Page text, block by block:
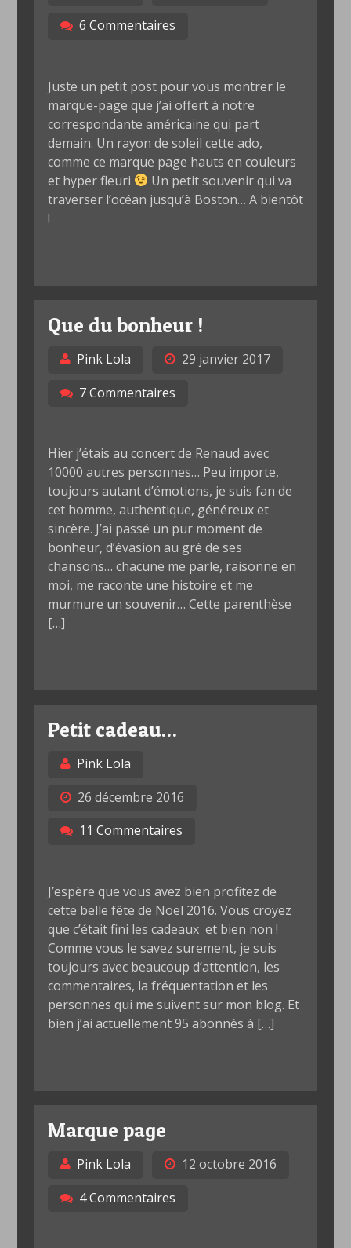
6 Commentaires
Juste un petit post pour vous montrer le
marque-page que j’ai offert à notre
correspondante américaine qui part
demain. Un rayon de soleil cette ado,
comme ce marque page hauts en couleurs
et hyper fleuri
Un petit souvenir qui va
traverser l’océan jusqu’à Boston… A bientôt
!
Que du bonheur !
Pink Lola
29 janvier 2017
7 Commentaires
Hier j’étais au concert de Renaud avec
10000 autres personnes… Peu importe,
toujours autant d’émotions, je suis fan de
cet homme, authentique, généreux et
sincère. J’ai passé un pur moment de
bonheur, d’évasion au gré de ses
chansons… chacune me parle, raisonne en
moi, me raconte une histoire et me
murmure un souvenir… Cette parenthèse
[…]
Petit cadeau…
Pink Lola
26 décembre 2016
11 Commentaires
J’espère que vous avez bien profitez de
cette belle fête de Noël 2016. Vous croyez
que c’était fini les cadeaux et bien non !
Comme vous le savez surement, je suis
toujours avec beaucoup d’attention, les
commentaires, la fréquentation et les
personnes qui me suivent sur mon blog. Et
bien j’ai actuellement 95 abonnés à […]
Marque page
Pink Lola
12 octobre 2016
4 Commentaires